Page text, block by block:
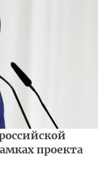
проекта